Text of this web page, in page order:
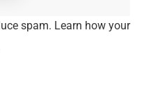
spam. Learn how your